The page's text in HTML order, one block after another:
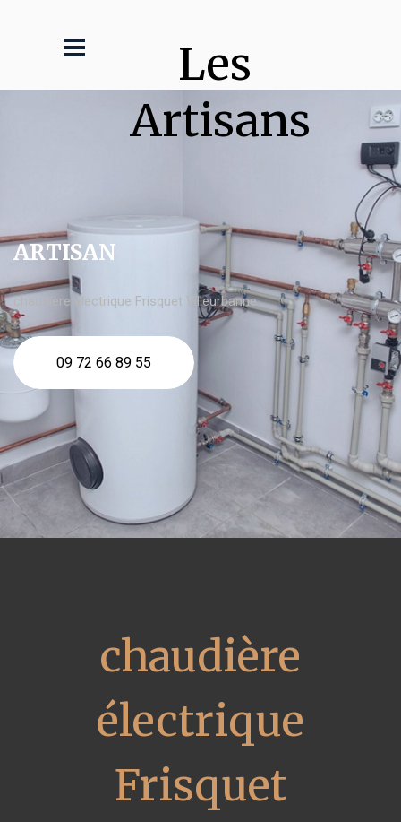
Les
Artisans
ARTISAN
chaudière électrique Frisquet Villeurbanne
09 72 66 89 55
chaudière
électrique
Frisquet